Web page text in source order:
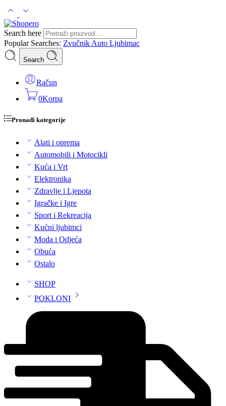
Search here
Popular Searches: Zvučnik Auto Ljubimac
Search
Račun
0Korpa
Pronađi kategorije
Alati i oprema
Automobili i Motocikli
Kuća i Vrt
Elektronika
Zdravlje i Ljepota
Igračke i Igre
Sport i Rekreacija
Kućni ljubimci
Moda i Odjeća
Obuća
Ostalo
SHOP
POKLONI